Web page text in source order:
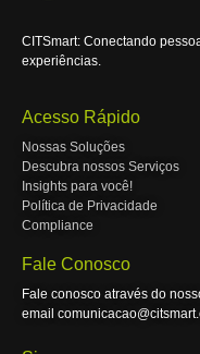
CITSmart: Conectando
experiências.
Acesso Rápido
Nossas Soluções
Descubra nossos Serviços
Insights para você!
Política de Privacidade
Compliance
Fale Conosco
Fale conosco através do
email